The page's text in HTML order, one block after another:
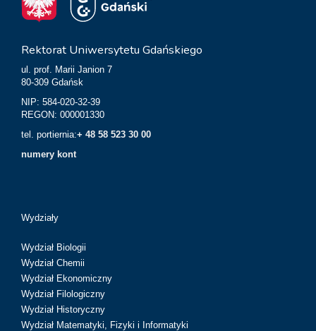
Rektorat Uniwersytetu Gdańskiego
ul. prof. Marii Janion 7
80-309 Gdańsk
NIP: 584-020-32-39
REGON: 000001330
tel. portiernia:+ 48 58 523 30 00
numery kont
Wydziały
Wydział Biologii
Wydział Chemii
Wydział Ekonomiczny
Wydział Filologiczny
Wydział Historyczny
Wydział Matematyki, Fizyki i Informatyki